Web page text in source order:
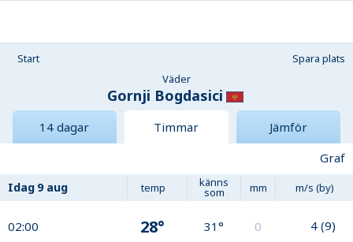
Start
Spara plats
Väder
Gornji Bogdasici
14 dagar Timmar
Jämför
Graf
Idag 9 aug temp känns
som mm m/s (by)
02:00 28° 31° 0 4 (9)